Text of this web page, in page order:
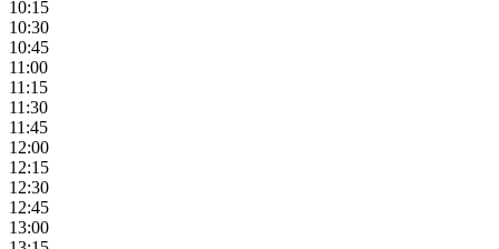
10:15
10:30
10:45
11:00
11:15
11:30
11:45
12:00
12:15
12:30
12:45
13:00